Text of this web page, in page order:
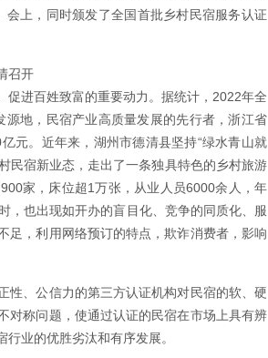
上，同时颁发了全国首批乡村民宿服务认证
召开
进百姓致富的重要动力。据统计，2022年全
源地，民宿产业高质量发展的先行者，浙江省
元。近年来，湖州市德清县坚持“绿水青山就
民宿新业态，走出了一条独具特色的乡村旅游
家，床位超1万张，从业人员6000余人，年
，也出现如开办的盲目化、竞争的同质化、服
足，利用网络预订的特点，欺诈消费者，影响
性、公信力的第三方认证机构对民宿的软、硬
对称问题，使通过认证的民宿在市场上具有辨
业的优胜劣汰和有序发展。